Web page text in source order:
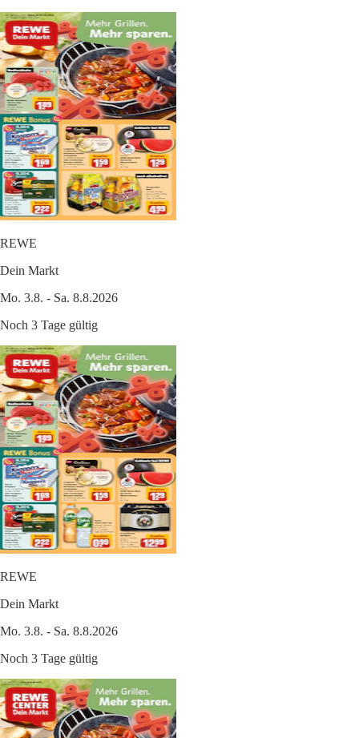
REWE
Dein Markt
Mo. 3.8. - Sa. 8.8.2026
Noch 3 Tage gültig
REWE
Dein Markt
Mo. 3.8. - Sa. 8.8.2026
Noch 3 Tage gültig